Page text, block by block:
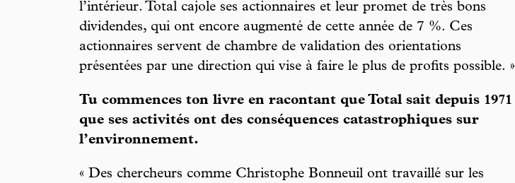
l’intérieur. Total cajole ses actionnaires et leur promet de très bons
dividendes, qui ont encore augmenté de cette année de 7 %. Ces
actionnaires servent de chambre de validation des orientations
présentées par une direction qui vise à faire le plus de profits possible. »
Tu commences ton livre en racontant que Total sait depuis 1971
que ses activités ont des conséquences catastrophiques sur
l’environnement.
« Des chercheurs comme Christophe Bonneuil ont travaillé sur les